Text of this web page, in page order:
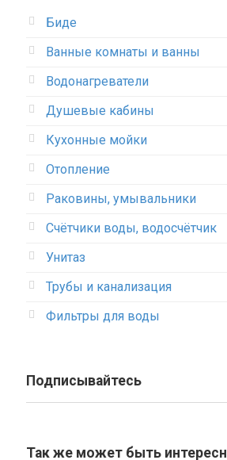
Биде
Ванные комнаты и ванны
Водонагреватели
Душевые кабины
Кухонные мойки
Отопление
Раковины, умывальники
Счётчики воды, водосчётчик
Унитаз
Трубы и канализация
Фильтры для воды
Подписывайтесь
Так же может быть интересн